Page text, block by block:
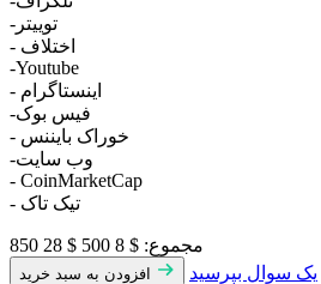
-توییتر
- اختلاف
-Youtube
- اینستاگرام
-فیس بوک
- خوراک بایننس
-وب سایت
- CoinMarketCap
- تیک تاک
مجموع: $ 8 500
$ 28 850
یک سوال بپرسید